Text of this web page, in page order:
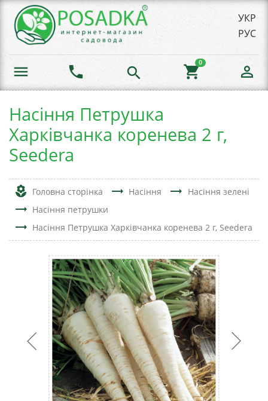
УКР
РУС
menu phone search shopping_cart
0
person_outline
Насіння Петрушка
Харківчанка коренева 2 г,
Seedera
local_florist Головна сторінка trending_flat Насіння trending_flat Насіння зелені
trending_flat Насіння петрушки
trending_flat Насіння Петрушка Харківчанка коренева 2 г, Seedera